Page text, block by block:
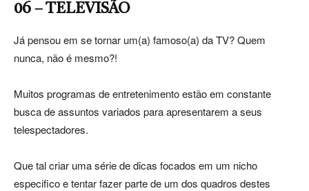
06 – TELEVISÃO
Já pensou em se tornar um(a) famoso(a) da TV? Quem
nunca, não é mesmo?!
Muitos programas de entretenimento estão em constante
busca de assuntos variados para apresentarem a seus
telespectadores.
Que tal criar uma série de dicas focados em um nicho
especifico e tentar fazer parte de um dos quadros destes